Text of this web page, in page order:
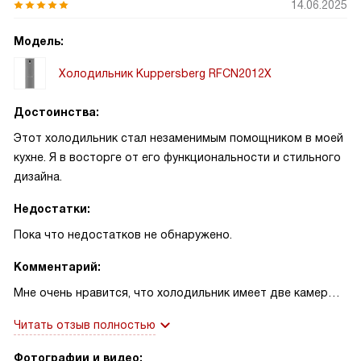
14.06.2025
Модель:
Холодильник Kuppersberg RFCN2012X
Достоинства:
Этот холодильник стал незаменимым помощником в моей
кухне. Я в восторге от его функциональности и стильного
дизайна.
Недостатки:
Пока что недостатков не обнаружено.
Комментарий:
Мне очень нравится, что холодильник имеет две камеры и
позволяет свободно разместить все продукты, которые
только могут понадобиться моей семье. Особенно мне
Читать отзыв полностью
Фотографии и видео: